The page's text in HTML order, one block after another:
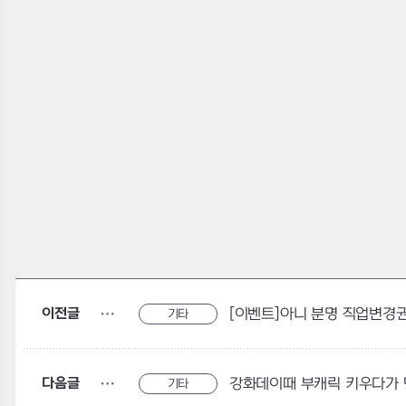
이전글 기타
다음글 기타 강화데이때 부캐릭 키우다가